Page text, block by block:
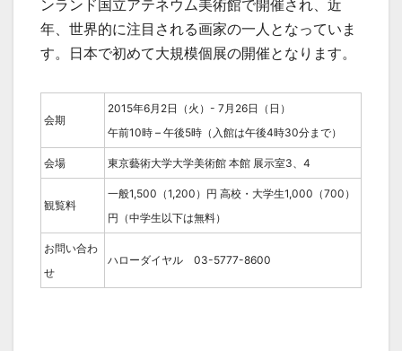
ンランド国立アテネウム美術館で開催され、近
年、世界的に注目される画家の一人となっていま
す。日本で初めて大規模個展の開催となります。
会期
2015年6月2日（火）- 7月26日（日）
午前10時 – 午後5時（入館は午後4時30分まで）
会場 東京藝術大学大学美術館 本館 展示室3、4
観覧料
一般1,500（1,200）円 高校・大学生1,000（700）
円（中学生以下は無料）
お問い合わ
せ
ハローダイヤル 03-5777-8600